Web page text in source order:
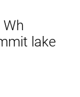
Wh
lake